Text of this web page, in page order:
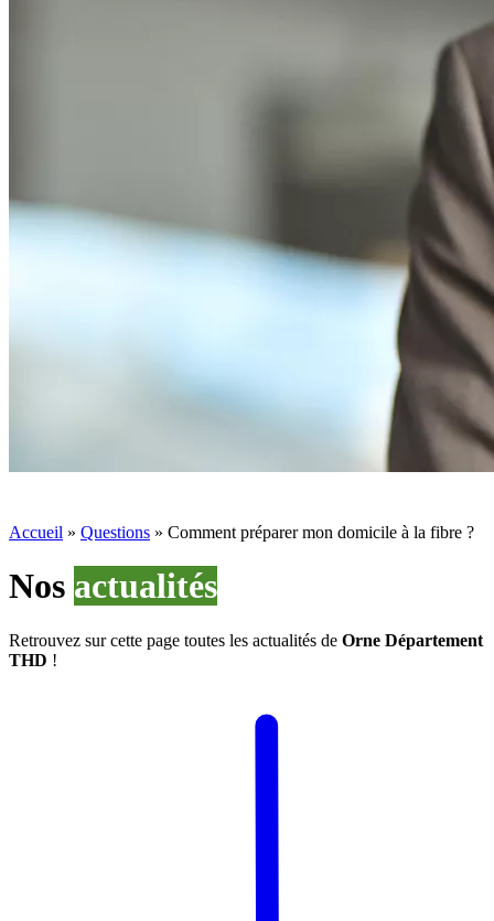
Accueil » Questions » Comment préparer mon domicile à la fibre ?
Nos actualités
Retrouvez sur cette page toutes les actualités de Orne Département
THD !